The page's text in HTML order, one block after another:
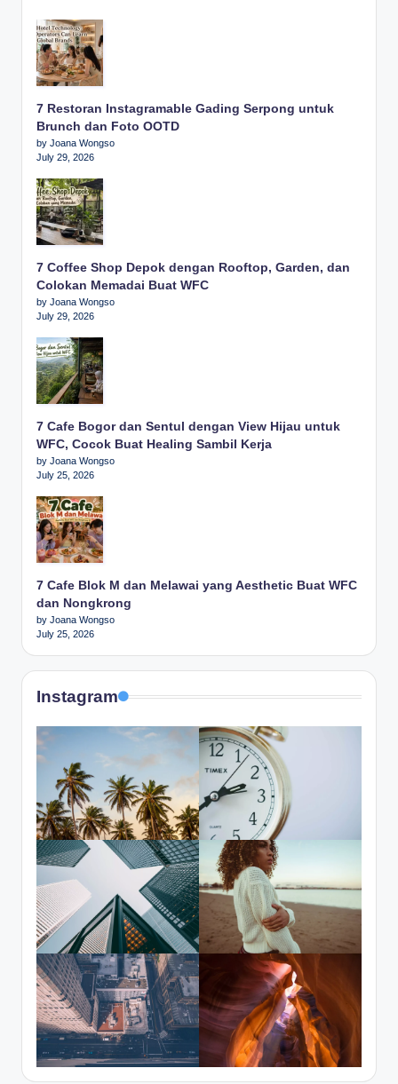
7 Restoran Instagramable Gading Serpong untuk
Brunch dan Foto OOTD
by Joana Wongso
July 29, 2026
7 Coffee Shop Depok dengan Rooftop, Garden, dan
Colokan Memadai Buat WFC
by Joana Wongso
July 29, 2026
7 Cafe Bogor dan Sentul dengan View Hijau untuk
WFC, Cocok Buat Healing Sambil Kerja
by Joana Wongso
July 25, 2026
7 Cafe Blok M dan Melawai yang Aesthetic Buat WFC
dan Nongkrong
by Joana Wongso
July 25, 2026
Instagram